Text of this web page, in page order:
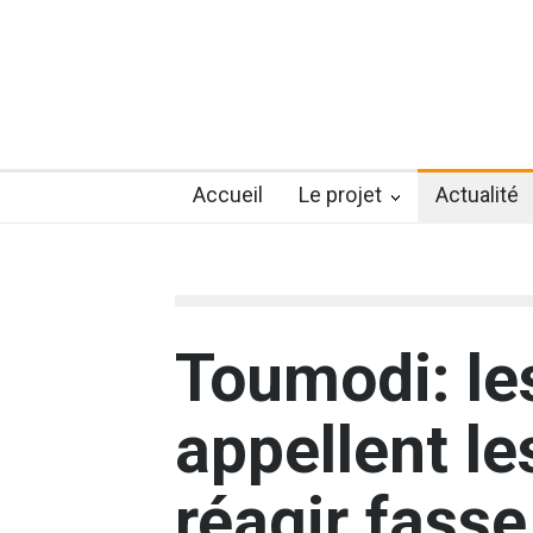
Accueil Le projet Actualité
Toumodi:
appellent